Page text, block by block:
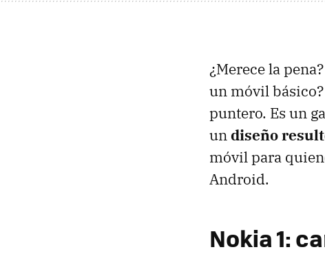
¿Merece la
un móvil
puntero. Es un
undiseño
móvil para
Android.
Nokia 1: